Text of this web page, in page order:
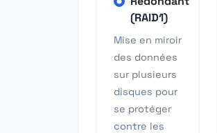
(RAID1)
Mise en miroir
des données
sur plusieurs
disques pour
se protéger
contre les